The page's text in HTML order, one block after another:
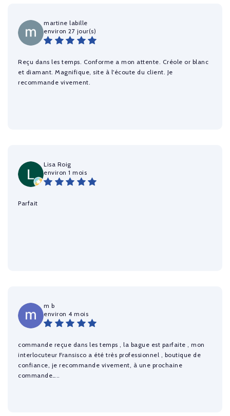
martine labille
environ 27 jour(s)
Reçu dans les temps. Conforme a mon attente. Créole or blanc
et diamant. Magnifique, site à l'écoute du client. Je
recommande vivement.
Lisa Roig
environ 1 mois
Parfait
m b
environ 4 mois
commande reçue dans les temps , la bague est parfaite , mon
interlocuteur Fransisco a été très professionnel , boutique de
confiance, je recommande vivement, à une prochaine
commande…..